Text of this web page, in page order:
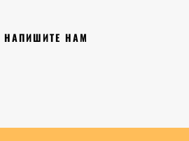
НАПИШИТЕ НАМ